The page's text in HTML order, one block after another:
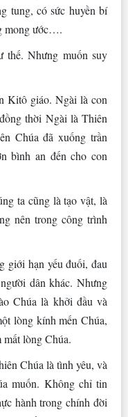
tung, có sức huyền bí
mong ước….
thế. Nhưng muốn suy
Kitô giáo. Ngài là con
thời Ngài là Thiên
Chúa đã xuống trần
bình an đến cho con
ta cũng là tạo vật, là
nên trong công trình
giới hạn yếu đuối, đau
dân khác. Nhưng
Chúa là khởi đầu và
lòng kính mến Chúa,
lòng Chúa.
Chúa là tình yêu, và
muốn. Không chỉ tin
hành trong chính đời